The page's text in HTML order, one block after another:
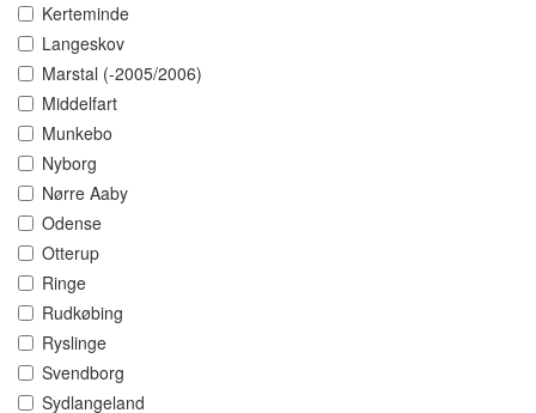
Kerteminde
Langeskov
Marstal (-2005/2006)
Middelfart
Munkebo
Nyborg
Nørre Aaby
Odense
Otterup
Ringe
Rudkøbing
Ryslinge
Svendborg
Sydlangeland